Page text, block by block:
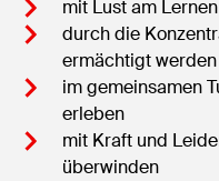
mit Lust am
durch die
ermächtigt werden
im gemeinsamen
erleben
mit Kraft und
überwinden